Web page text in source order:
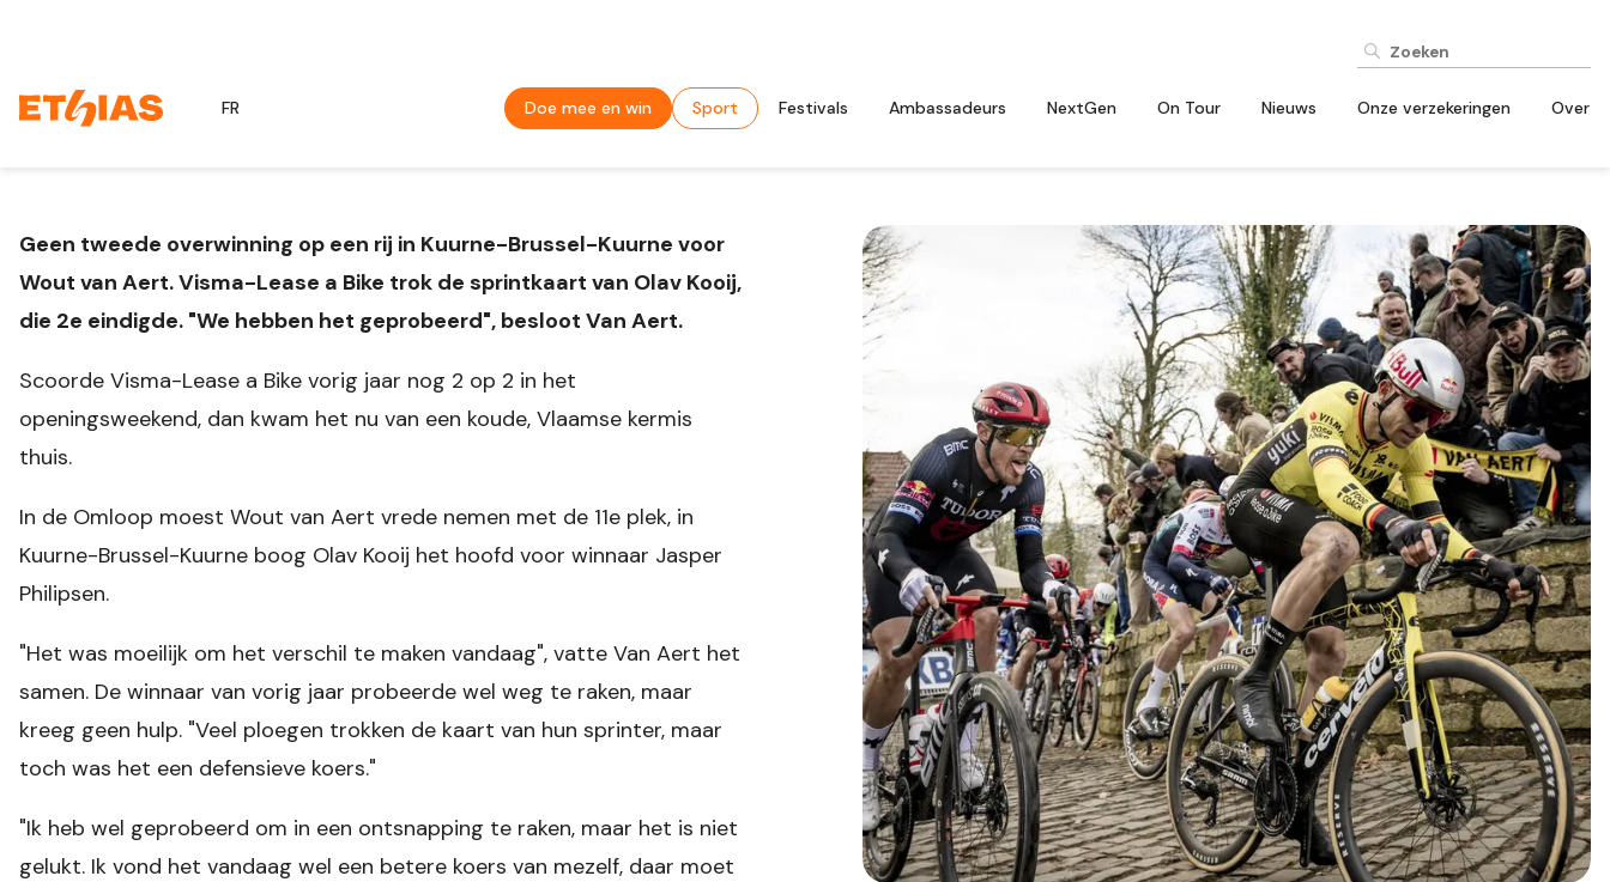
FR Doe mee en win Sport Festivals Ambassadeurs NextGen On Tour Nieuws Onze verzekeringen Over
Geen tweede overwinning op een rij in Kuurne-Brussel-Kuurne voor
Wout van Aert. Visma-Lease a Bike trok de sprintkaart van Olav Kooij,
die 2e eindigde. "We hebben het geprobeerd", besloot Van Aert.
Scoorde Visma-Lease a Bike vorig jaar nog 2 op 2 in het
openingsweekend, dan kwam het nu van een koude, Vlaamse kermis
thuis.
In de Omloop moest Wout van Aert vrede nemen met de 11e plek, in
Kuurne-Brussel-Kuurne boog Olav Kooij het hoofd voor winnaar Jasper
Philipsen.
"Het was moeilijk om het verschil te maken vandaag", vatte Van Aert het
samen. De winnaar van vorig jaar probeerde wel weg te raken, maar
kreeg geen hulp. "Veel ploegen trokken de kaart van hun sprinter, maar
toch was het een defensieve koers."
"Ik heb wel geprobeerd om in een ontsnapping te raken, maar het is niet
gelukt. Ik vond het vandaag wel een betere koers van mezelf, daar moet